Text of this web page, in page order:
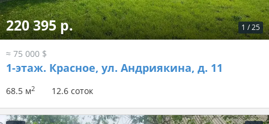
1 /25
220 395 р.
≈ 75 000 $
1-этаж. Красное, ул. Андриякина, д. 11
68.5 м2 12.6 соток